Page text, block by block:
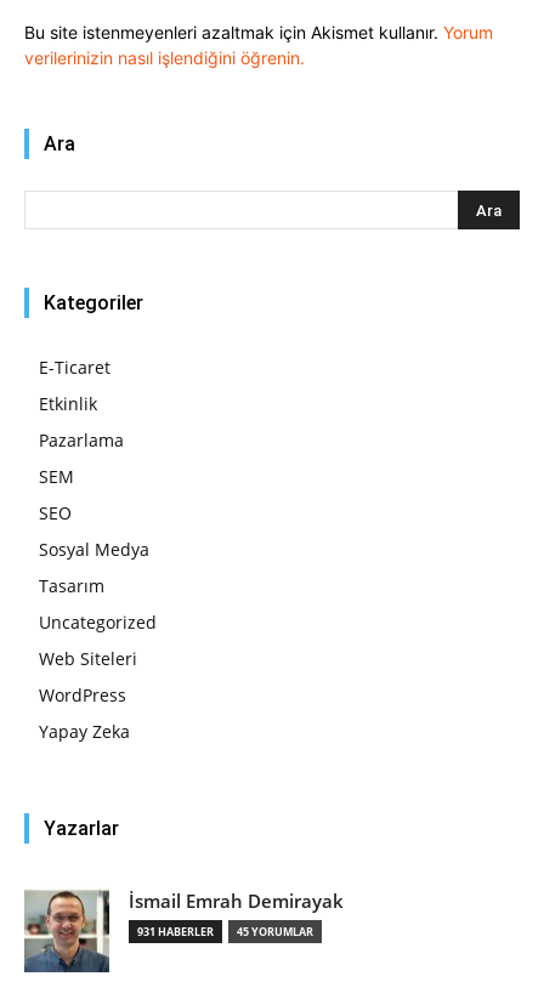
Bu site istenmeyenleri azaltmak için Akismet kullanır. Yorum
verilerinizin nasıl işlendiğini öğrenin.
Ara
Kategoriler
E-Ticaret
Etkinlik
Pazarlama
SEM
SEO
Sosyal Medya
Tasarım
Uncategorized
Web Siteleri
WordPress
Yapay Zeka
Yazarlar
İsmail Emrah Demirayak
931 HABERLER 45 YORUMLAR